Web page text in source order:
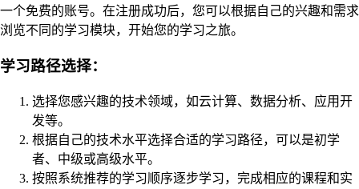
一个免费的账号。在注册成功后，您可以根据自己的兴趣和需求
浏览不同的学习模块，开始您的学习之旅。
学习路径选择：
选择您感兴趣的技术领域，如云计算、数据分析、应用开
发等。
根据自己的技术水平选择合适的学习路径，可以是初学
者、中级或高级水平。
按照系统推荐的学习顺序逐步学习，完成相应的课程和实